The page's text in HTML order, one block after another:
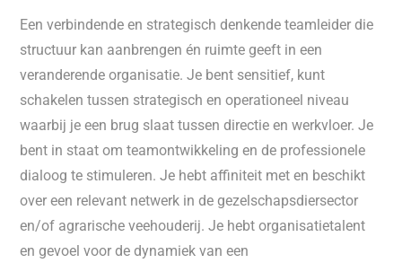
Een verbindende en strategisch denkende teamleider die
structuur kan aanbrengen én ruimte geeft in een
veranderende organisatie. Je bent sensitief, kunt
schakelen tussen strategisch en operationeel niveau
waarbij je een brug slaat tussen directie en werkvloer. Je
bent in staat om teamontwikkeling en de professionele
dialoog te stimuleren. Je hebt affiniteit met en beschikt
over een relevant netwerk in de gezelschapsdiersector
en/of agrarische veehouderij. Je hebt organisatietalent
en gevoel voor de dynamiek van een